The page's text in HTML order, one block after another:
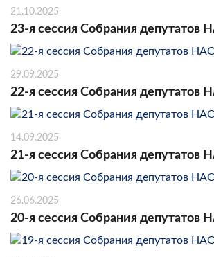
21.10.2025
23-я сессия Собрания депутатов
29.09.2025
22-я сессия Собрания депутатов
14.09.2025
21-я сессия Собрания депутатов
26.06.2025
20-я сессия Собрания депутатов